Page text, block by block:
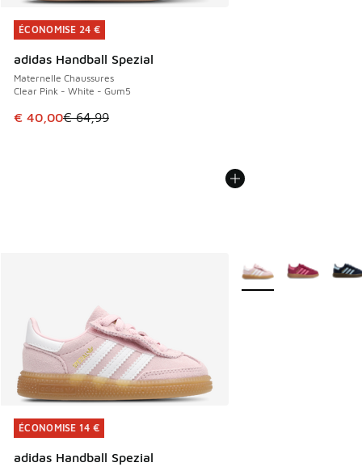
ÉCONOMISE 24 €
adidas Handball Spezial
Maternelle Chaussures
Clear Pink - White - Gum5
Cet article est en promotion. Prix en baisse de € 64,99 à
€ 40,00€ 64,99
ÉCONOMISE 24 €
ÉCONOMISE 14 €
adidas Handball Spezial
ÉCONOMISE 14 €
Plus de couleurs